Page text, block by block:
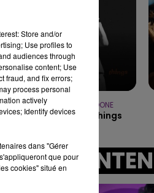
BENSON BOONE
Beautiful Things
A
Store and/or
Use profiles to
audiences through
content; Use
fraud, and fix errors;
process personal
actively
Identify devices
dans "Gérer
que pour
cookies" situé en